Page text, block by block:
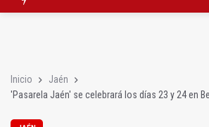
Inicio
Jaén
'Pasarela Jaén' se celebrará los días 23 y 24 en